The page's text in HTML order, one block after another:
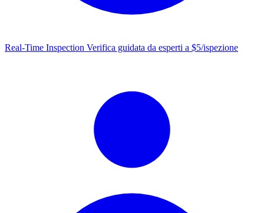
Real-Time Inspection Verifica guidata da esperti a $5/ispezione